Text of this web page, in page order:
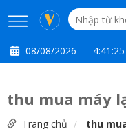
08/08/2026
thu mua máy
Trang chủ thu